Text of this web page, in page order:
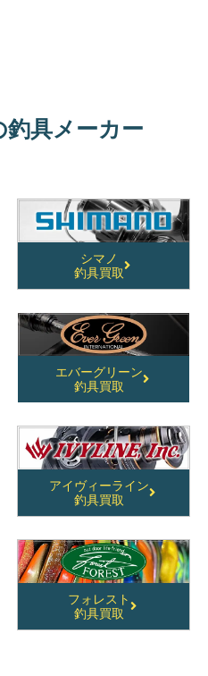
釣具メーカー
シマノ
釣具買取
エバーグリーン
釣具買取
アイヴィーライン
釣具買取
フォレスト
釣具買取